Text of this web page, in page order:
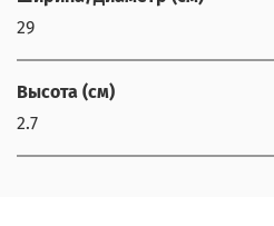
29
Высота (см)
2.7